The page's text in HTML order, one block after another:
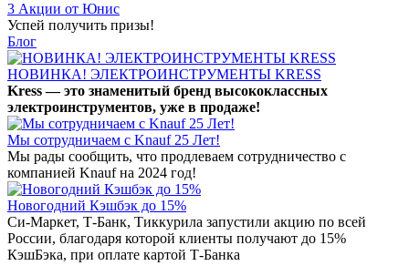
3 Акции от Юнис
Успей получить призы!
Блог
НОВИНКА! ЭЛЕКТРОИНСТРУМЕНТЫ KRESS
Kress — это знаменитый бренд высококлассных
электроинструментов, уже в продаже!
Мы сотрудничаем с Knauf 25 Лет!
Мы рады сообщить, что продлеваем сотрудничество с
компанией Knauf на 2024 год!
Новогодний Кэшбэк до 15%
Си-Маркет, Т-Банк, Тиккурила запустили акцию по всей
России, благодаря которой клиенты получают до 15%
КэшБэка, при оплате картой Т-Банка